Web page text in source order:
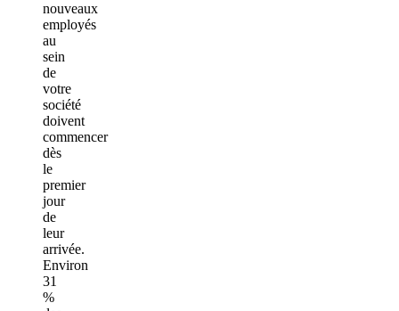
nouveaux
employés
au
sein
de
votre
société
doivent
commencer
dès
le
premier
jour
de
leur
arrivée.
Environ
31
%